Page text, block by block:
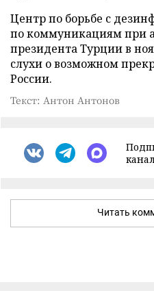
Центр по борьбе с
по коммуникациям при
президента Турции в
слухи о возможном
России.
Текст: Антон Антонов
Читать